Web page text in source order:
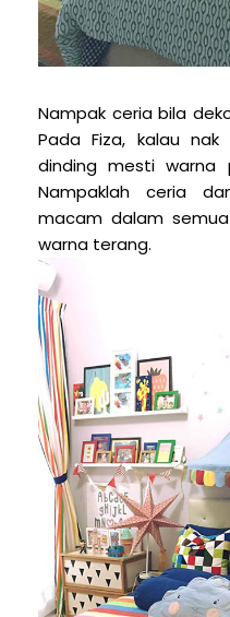
Nampak ceria bila
Pada Fiza, kalau
dinding mesti warna
Nampaklah ceria
macam dalam
warna terang.